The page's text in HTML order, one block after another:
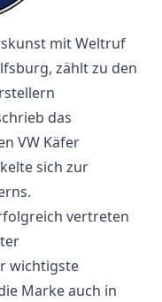
mit Weltruf
zählt zu den
das
VW Käfer
sich zur
vertreten
wichtigste
Marke auch in